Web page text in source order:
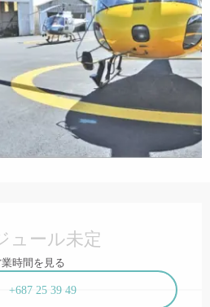
ュール未定
時間を見る
+687 25 39 49